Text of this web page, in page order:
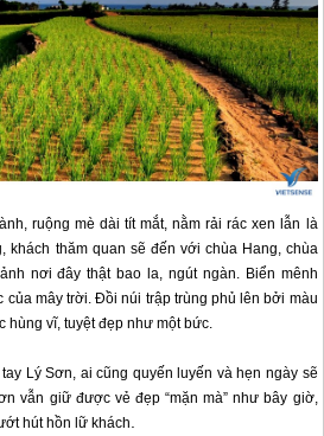
ruộng mè dài tít mắt, nằm rải rác xen lẫn là
khách thăm quan sẽ đến với chùa Hang, chùa
nơi đây thật bao la, ngút ngàn. Biển mênh
của mây trời. Đồi núi trập trùng phủ lên bởi màu
hùng vĩ, tuyệt đẹp như một bức.
Lý Sơn , ai cũng quyến luyến và hẹn ngày sẽ
vẫn giữ được vẻ đẹp “mặn mà” như bây giờ,
hút hồn lữ khách